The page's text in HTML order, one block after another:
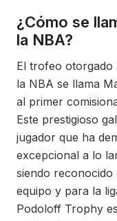
¿Cómo se
la NBA?
El trofeo otorgado
la NBA se llama
al primer
Este prestigioso
jugador que ha
excepcional a lo
siendo reconocido
equipo y para la
Podoloff Trophy